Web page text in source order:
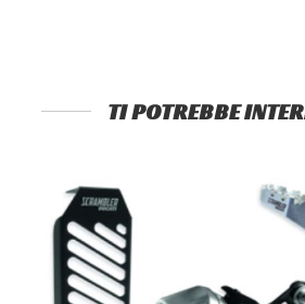
TI POTREBBE